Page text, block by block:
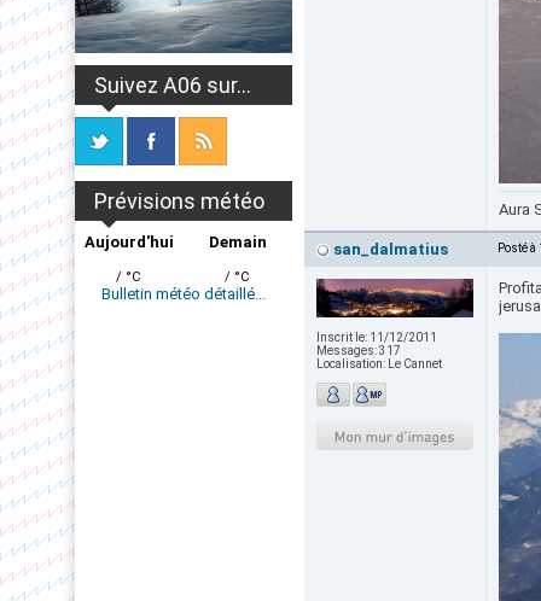
Suivez A06 sur...
Prévisions météo
Aujourd'hui
/ °C
Demain
/ °C
Bulletin météo détaillé...
Aura
san_dalmatius Posté
Inscrit le: 11/12/2011
Messages:317
Localisation:
Le Cannet